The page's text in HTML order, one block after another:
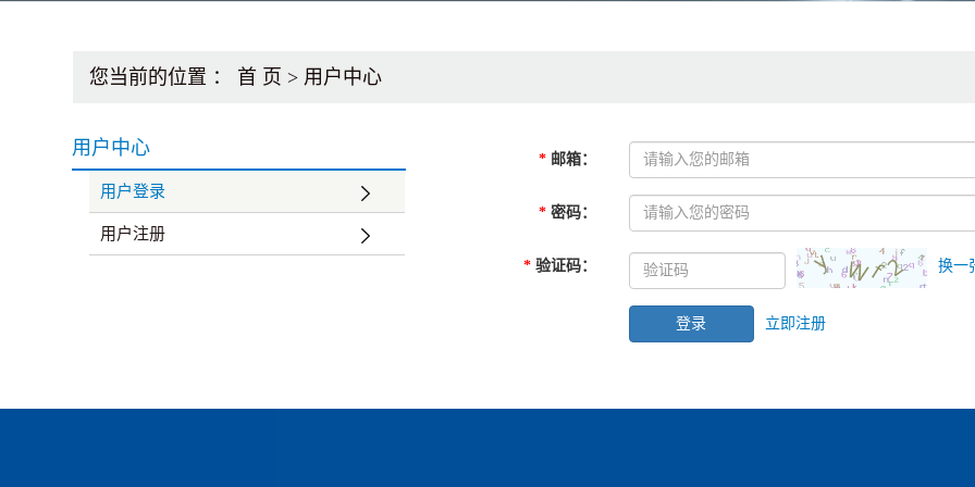
您当前的位置 ： 首 页 > 用户中心
用户中心
用户登录
用户注册
* 邮箱：
* 密码：
* 验证码： 换一
立即注册